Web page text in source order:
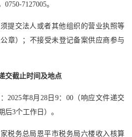
7127005。
提交法人或者其他组织的营业执照等
章）；不接受未登记备案供应商参与
交截止时间及地点
2025年8月28日9：00（响应文件递交
后3个工作日）。
税务总局恩平市税务局六楼收入核算